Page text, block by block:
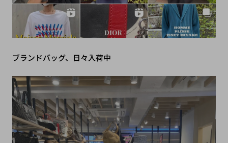
ブランドバッグ、日々入荷中